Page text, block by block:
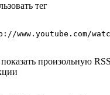
тег
www.youtube.com/
произольную